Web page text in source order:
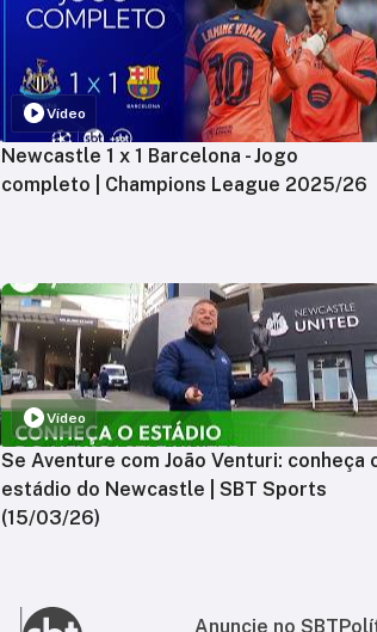
Vídeo
Newcastle 1 x 1 Barcelona - Jogo
completo | Champions League 2025/26
Vídeo
Se Aventure com João Venturi: conheça
estádio do Newcastle | SBT Sports
(15/03/26)
Anuncie no SBT